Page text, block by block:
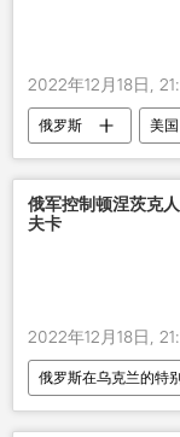
2022年12月18日,
俄罗斯 美国
俄军控制顿涅茨克
夫卡
2022年12月18日,
俄罗斯在乌克兰的特
顿涅茨克人民共和国